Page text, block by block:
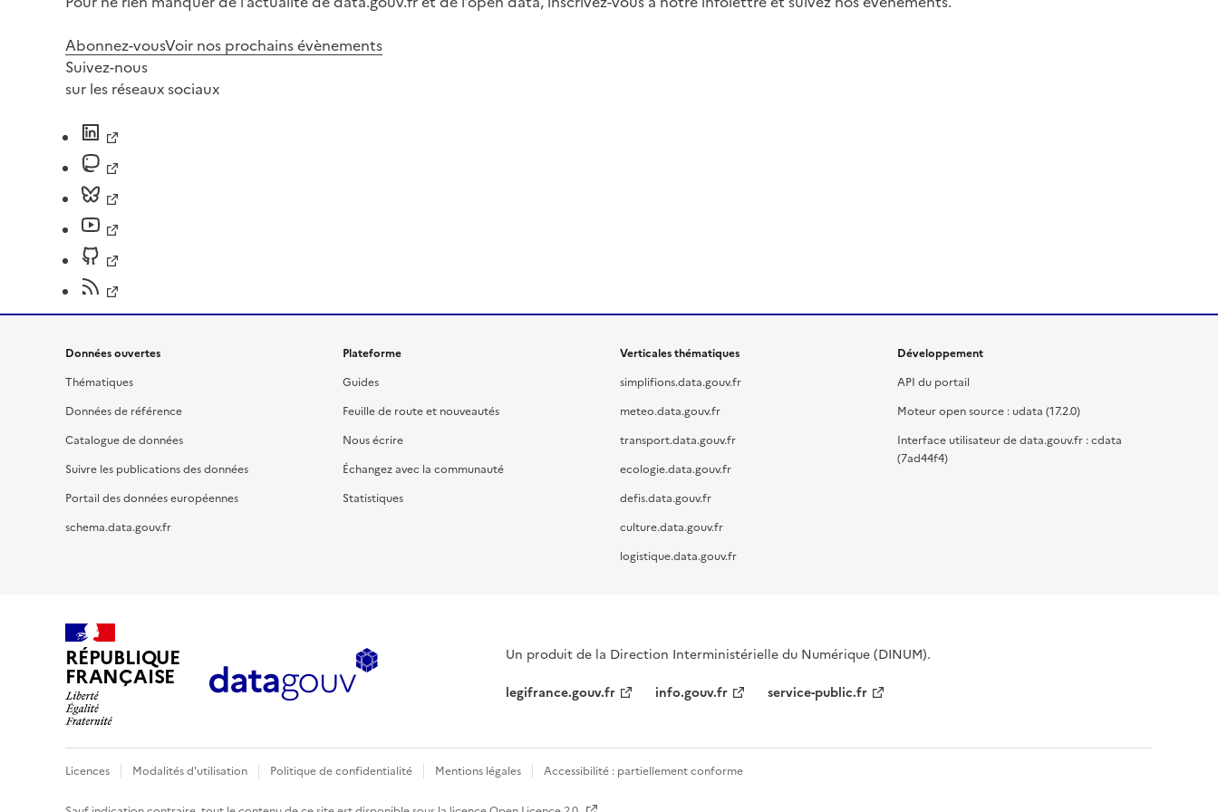
Abonnez-vousVoir nos prochains évènements
Suivez-nous
sur les réseaux sociaux
Données ouvertes
Thématiques
Données de référence
Catalogue de données
Suivre les publications des données
Portail des données européennes
schema.data.gouv.fr
Plateforme
Guides
Feuille de route et nouveautés
Nous écrire
Échangez avec la communauté
Statistiques
Verticales thématiques
simplifions.data.gouv.fr
meteo.data.gouv.fr
transport.data.gouv.fr
ecologie.data.gouv.fr
defis.data.gouv.fr
culture.data.gouv.fr
logistique.data.gouv.fr
Développement
API du portail
Moteur open source : udata (17.2.0)
Interface utilisateur de data.gouv.fr : cdata
(7ad44f4)
RÉPUBLIQUE
FRANÇAISE
Un produit de la Direction Interministérielle du Numérique (DINUM).
legifrance.gouv.fr
info.gouv.fr service-public.fr
Licences Modalités d'utilisation Politique de confidentialité Mentions légales Accessibilité : partiellement conforme